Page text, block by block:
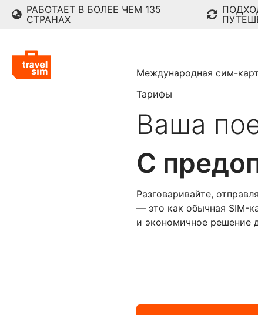
РАБОТАЕТ В БОЛЕЕ ЧЕМ 135
СТРАНАХ
Международная сим-
Тарифы
Ваша
С
Разговаривайте,
— это как обычная SIM-
и экономичное решение